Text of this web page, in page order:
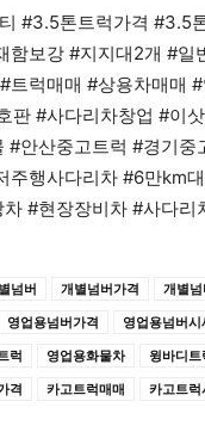
#3.5톤트럭가격 #3.5
함보강 #지지대2개 #
트럭매매 #상용차매매
판 #사다리차창업 #이
#안산중고트럭 #경기
주행사다리차 #6만km
#현장장비차 #사다
넘버 개별넘버가격 개별
영업용넘버가격 영업용넘버시
럭 영업용화물차 윙바디트
격 카고트럭매매 카고트럭